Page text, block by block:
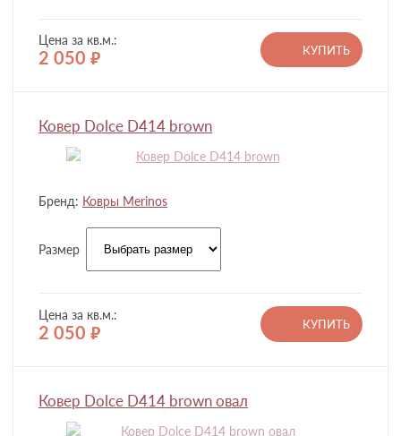
Цена за кв.м.:
2 050 руб.
КУПИТЬ
Ковер Dolce D414 brown
Бренд: Ковры Merinos
Размер
Цена за кв.м.:
2 050 руб.
КУПИТЬ
Ковер Dolce D414 brown овал